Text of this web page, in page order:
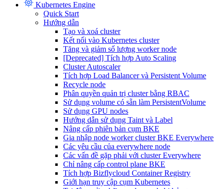
Kubernetes Engine
Quick Start
Hướng dẫn
Tạo và xoá cluster
Kết nối vào Kubernetes cluster
Tăng và giảm số lượng worker node
[Deprecated] Tích hợp Auto Scaling
Cluster Autoscaler
Tích hợp Load Balancer và Persistent Volume
Recycle node
Phân quyền quản trị cluster bằng RBAC
Sử dụng volume có sẵn làm PersistentVolume
Sử dụng GPU nodes
Hướng dẫn sử dụng Taint và Label
Nâng cấp phiên bản cụm BKE
Gia nhập node worker cluster BKE Everywhere
Các yêu cầu của everywhere node
Các vấn đề gặp phải với cluster Everywhere
Chỉ nâng cấp control plane BKE
Tích hợp Bizflycloud Container Registry
Giới hạn truy cập cụm Kubernetes